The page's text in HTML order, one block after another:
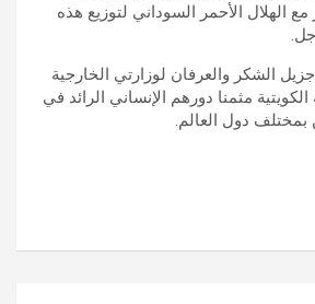
الهلال الأحمر السوداني لتوزيع هذه
الشكر والعرفان لوزارتي الخارجية
الكويتية مثمنا دورهم الإنساني الرائد في
بمختلف دول العالم.